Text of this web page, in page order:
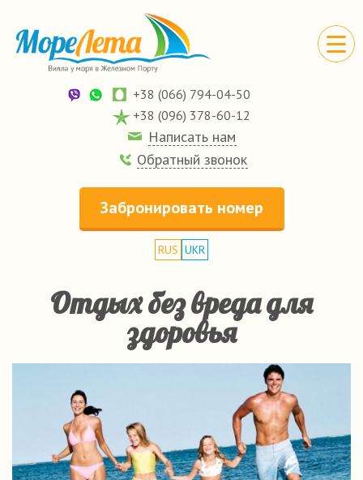
+38 (066) 794-04-50
+38 (096) 378-60-12
Написать нам
Обратный звонок
Забронировать номер
RUS UKR
Отдых без вреда для
здоровья